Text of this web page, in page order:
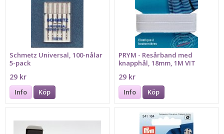
Schmetz Universal, 100-nålar
5-pack
29 kr
Info Köp
PRYM - Resårband med
knapphål, 18mm, 1M VIT
29 kr
Info Köp